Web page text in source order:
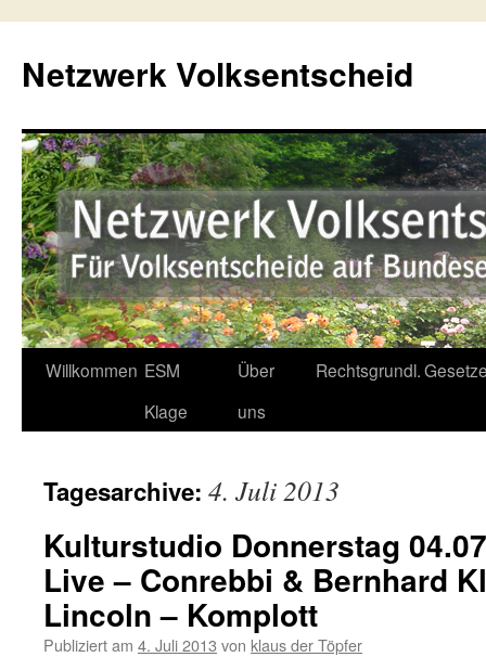
Netzwerk Volksentscheid
Springe
Willkommen ESM
Klage
Über
uns
Rechtsgrundl.
Tagesarchive: 4. Juli 2013
Kulturstudio Donnerstag
Live – Conrebbi & Bernhard
Lincoln – Komplott
Publiziert am 4. Juli 2013 von klaus der Töpfer